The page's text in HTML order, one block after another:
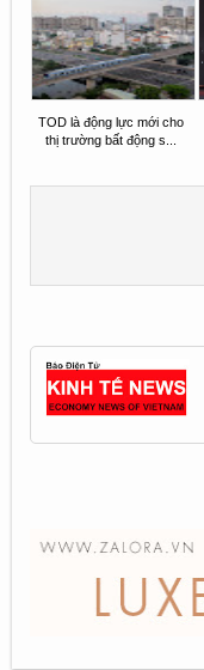
TOD là động lực mới cho
thị trường bất động s...